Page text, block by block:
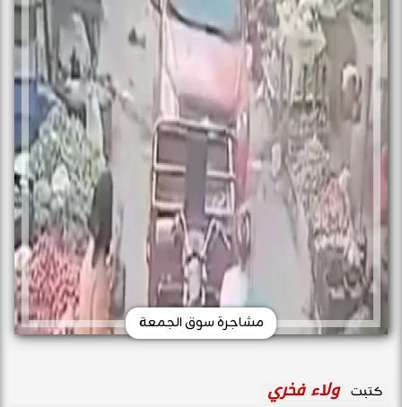
مشاجرة سوق الجمعة
كتبت ولاء فخري